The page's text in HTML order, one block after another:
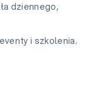
dziennego,
i szkolenia.